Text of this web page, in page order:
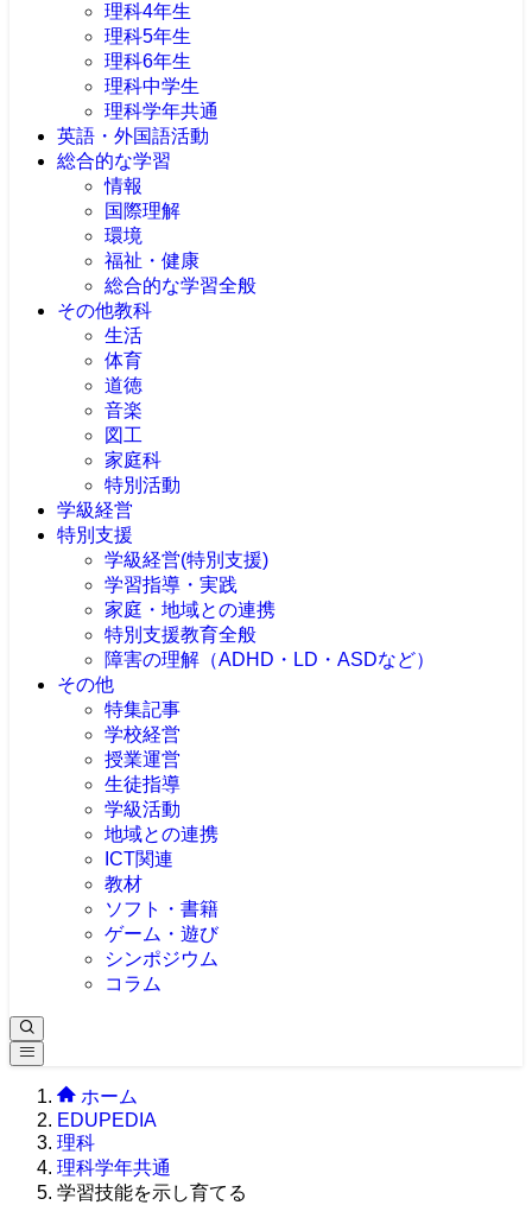
理科4年生
理科5年生
理科6年生
理科中学生
理科学年共通
英語・外国語活動
総合的な学習
情報
国際理解
環境
福祉・健康
総合的な学習全般
その他教科
生活
体育
道徳
音楽
図工
家庭科
特別活動
学級経営
特別支援
学級経営(特別支援)
学習指導・実践
家庭・地域との連携
特別支援教育全般
障害の理解（ADHD・LD・ASDなど）
その他
特集記事
学校経営
授業運営
生徒指導
学級活動
地域との連携
ICT関連
教材
ソフト・書籍
ゲーム・遊び
シンポジウム
コラム
ホーム
EDUPEDIA
理科
理科学年共通
学習技能を示し育てる